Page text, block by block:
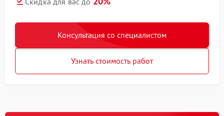
Консультация со специалистом
Узнать стоимость работ